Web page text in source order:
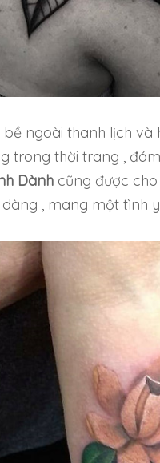
bề ngoài thanh lịch và
trong thời trang ,
Dành cũng được
, mang một tình